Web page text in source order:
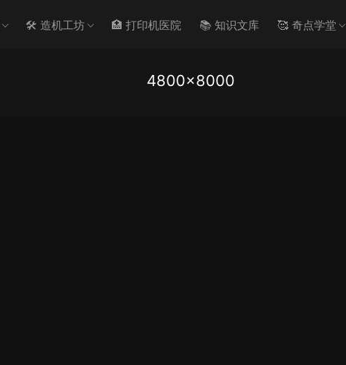
🛠️ 造机工坊 🏥 打印机医院 📚 知识文库 🥰 奇点学堂
4800×8000